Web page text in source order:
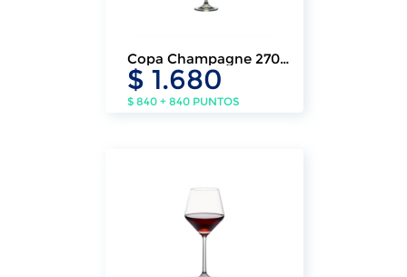
Copa Champagne 270ml
Skyline (6 Un.)
$ 1.680
$ 840 + 840 PUNTOS